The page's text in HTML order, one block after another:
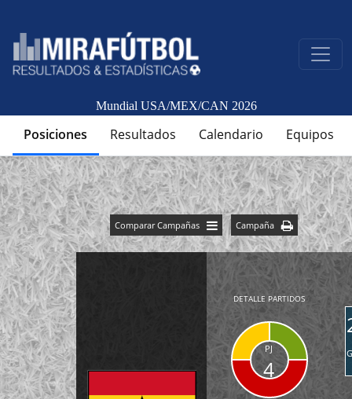
Mundial USA/MEX/CAN 2026
Posiciones Resultados Calendario Equipos
Comparar Campañas Campaña
DETALLE PARTIDOS
PJ
4